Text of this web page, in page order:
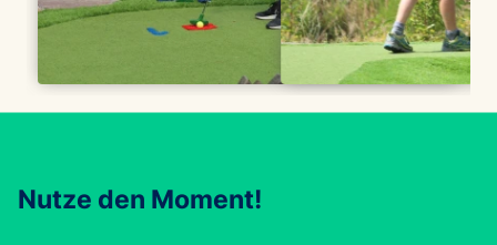
Nutze den Moment!